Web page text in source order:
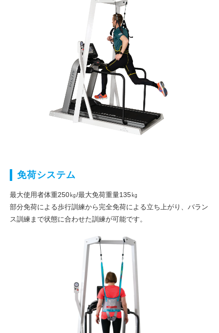
免荷システム
最大使用者体重250㎏/最大免荷重量135㎏
部分免荷による歩行訓練から完全免荷による立ち上がり、バラン
ス訓練まで状態に合わせた訓練が可能です。